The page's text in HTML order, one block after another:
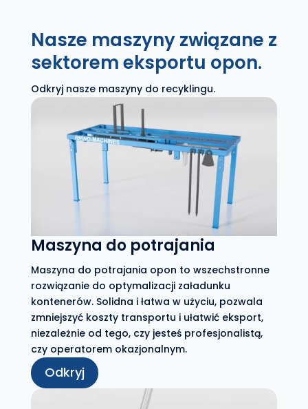
Nasze maszyny związane z
sektorem eksportu opon.
Odkryj nasze maszyny do recyklingu.
Maszyna do potrajania
Maszyna do potrajania opon to wszechstronne
rozwiązanie do optymalizacji załadunku
kontenerów. Solidna i łatwa w użyciu, pozwala
zmniejszyć koszty transportu i ułatwić eksport,
niezależnie od tego, czy jesteś profesjonalistą,
czy operatorem okazjonalnym.
Odkryj